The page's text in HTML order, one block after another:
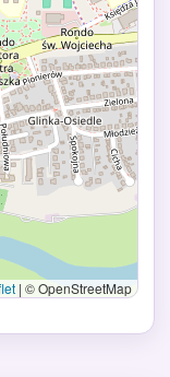
| © OpenStreetMap